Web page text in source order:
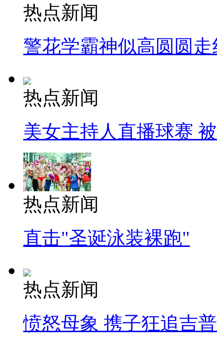
热点新闻
警花学霸神似高圆圆走
热点新闻
美女主持人直播球赛
热点新闻
直击"圣诞泳装裸跑"
热点新闻
愤怒母象 携子狂追吉